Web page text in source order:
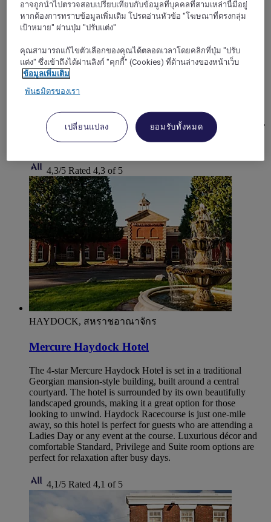
ST HELENS, สหราชอาณาจักร
Mercure St Helens
Mercure St Helens is conveniently situated in the heart of the
town. The hotel is close to major transport links and boasts
onsite parking, so getting to Manchester and Liverpool is
bar with BT Sports channels, Mercure St Helens features a
range of leisure facilities. Sink into the swimming pool, sauna,
or jacuzzi, or unwind in the fully equipped gym. For business
or leisure, Mercure St Helens is a perfect hotel choice.
4,3/5 Rated 4,3 of 5
HAYDOCK, สหราชอาณาจักร
Mercure Haydock Hotel
The 4-star Mercure Haydock Hotel is set in a traditional
Georgian mansion-style building, built around a central
courtyard. The hotel is surrounded by its own beautifully
landscaped grounds, making it a great option for those
looking to unwind. Haydock Racecourse is just one-mile
away, so this hotel is perfect for guests who are attending a
Ladies Day or any event at the course. Luxurious décor and
comfortable Standard, Privilege and Suite room options are
perfect for relaxation after busy days.
4,1/5 Rated 4,1 of 5
อาจถูกนำไปตรวจสอบเปรียบเทียบกับข้อมูลที่บุคคลที่สามเหล่านี้มีอยู่
หากต้องการทราบข้อมูลเพิ่มเติม โปรดอ่านหัวข้อ "โฆษณาที่ตรงกลุ่ม
เป้าหมาย" ผ่านปุ่ม "ปรับแต่ง"
คุณสามารถแก้ไขตัวเลือกของคุณได้ตลอดเวลาโดยคลิกที่ปุ่ม "ปรับ
แต่ง" ซึ่งเข้าถึงได้ผ่านลิงก์ "คุกกี้" (Cookies) ที่ด้านล่างของหน้าเว็บ
ข้อมูลเพิ่มเติม
พันธมิตรของเรา
เปลี่ยนแปลง ยอมรับทั้งหมด